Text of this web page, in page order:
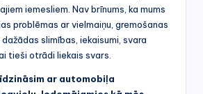
iemesliem. Nav brīnums, ka mums
problēmas ar vielmaiņu, gremošanas
slimības, iekaisumi, svara
tieši otrādi liekais svars.
ar automobiļa